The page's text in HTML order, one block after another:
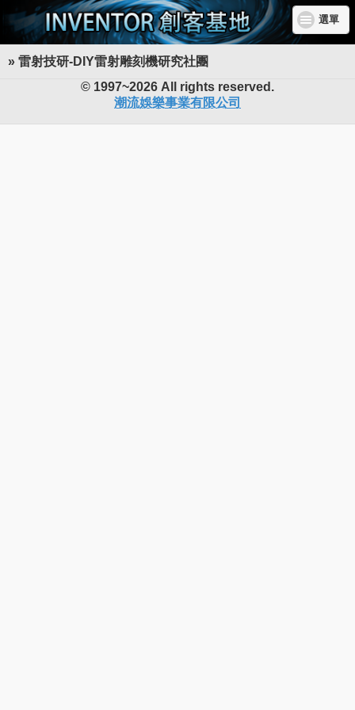
選單
» 雷射技研-DIY雷射雕刻機研究社團
INVENTOR 創客基地
© 1997~2026 All rights reserved.
潮流娛樂事業有限公司